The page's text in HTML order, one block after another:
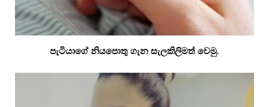
පැටියාගේ නියපොතු ගැන සැලකිලිමත් වෙමු.